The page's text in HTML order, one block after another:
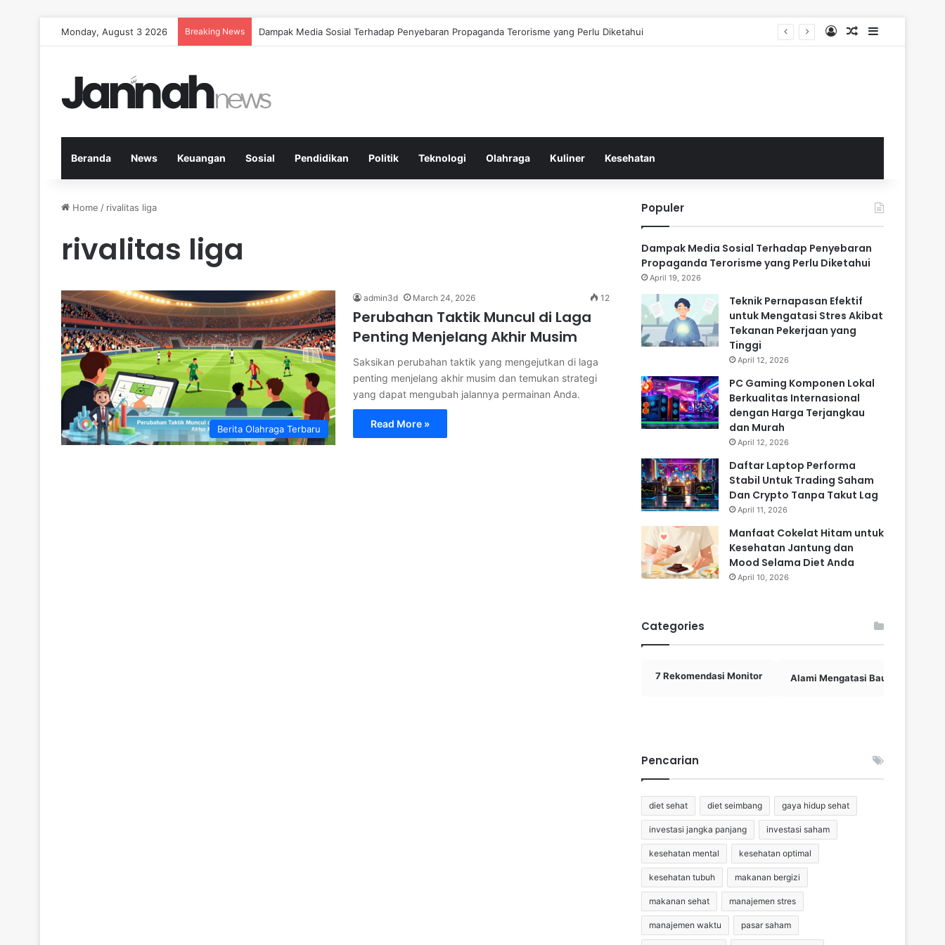
Monday, August 3 2026 Breaking News Dampak Media Sosial Terhadap Penyebaran Propaganda Terorisme yang Perlu Diketahui Log InRandom Article
Sidebar
Beranda News Keuangan Sosial Pendidikan Politik Teknologi Olahraga Kuliner Kesehatan
Home / rivalitas liga
rivalitas liga
Berita Olahraga Terbaru
admin3d March 24, 2026 12
Perubahan Taktik Muncul di Laga
Penting Menjelang Akhir Musim
Saksikan perubahan taktik yang mengejutkan di laga
penting menjelang akhir musim dan temukan strategi
yang dapat mengubah jalannya permainan Anda.
Read More »
Populer
Dampak Media Sosial Terhadap Penyebaran
Propaganda Terorisme yang Perlu Diketahui
April 19, 2026
Teknik Pernapasan Efektif
untuk Mengatasi Stres Akibat
Tekanan Pekerjaan yang
Tinggi
April 12, 2026
PC Gaming Komponen Lokal
Berkualitas Internasional
dengan Harga Terjangkau
dan Murah
April 12, 2026
Daftar Laptop Performa
Stabil Untuk Trading Saham
Dan Crypto Tanpa Takut Lag
April 11, 2026
Manfaat Cokelat Hitam untuk
Kesehatan Jantung dan
Mood Selama Diet Anda
April 10, 2026
Categories
7 Rekomendasi Monitor Alami Mengatasi Bau Mulut
Pencarian
diet sehat diet seimbang gaya hidup sehat
investasi jangka panjang investasi saham
kesehatan mental kesehatan optimal
kesehatan tubuh makanan bergizi
makanan sehat manajemen stres
manajemen waktu pasar saham